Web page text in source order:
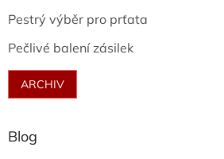
Pestrý výběr pro prťata
Pečlivé balení zásilek
ARCHIV
Blog